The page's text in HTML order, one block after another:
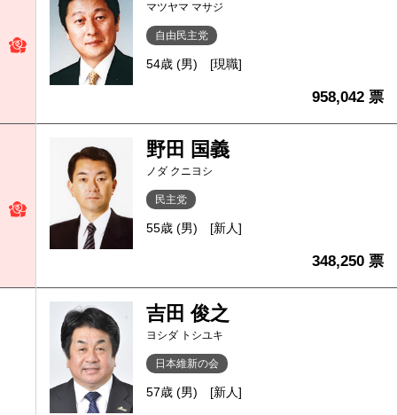
マツヤマ マサジ
自由民主党
54歳 (男) [現職]
958,042 票
野田 国義
ノダ クニヨシ
民主党
55歳 (男) [新人]
348,250 票
吉田 俊之
ヨシダ トシユキ
日本維新の会
57歳 (男) [新人]